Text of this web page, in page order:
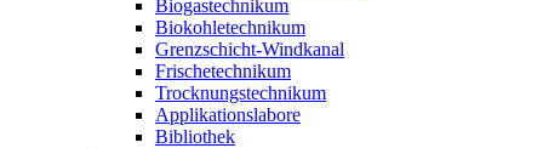
Biogastechnikum
Biokohletechnikum
Grenzschicht-Windkanal
Frischetechnikum
Trocknungstechnikum
Applikationslabore
Bibliothek